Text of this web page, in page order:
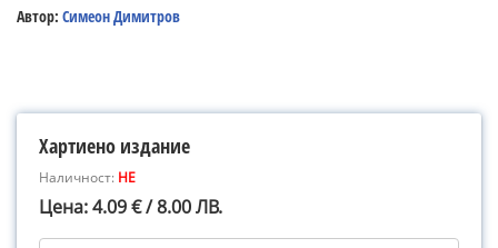
Автор: Симеон Димитров
Хартиено издание
Наличност: НЕ
Цена: 4.09 € / 8.00 ЛВ.